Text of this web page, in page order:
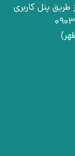
طریق پنل کاربری